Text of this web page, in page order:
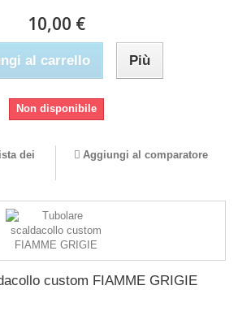
10,00 €
al carrello Più
Non disponibile
dei
Aggiungi al comparatore
custom FIAMME GRIGIE